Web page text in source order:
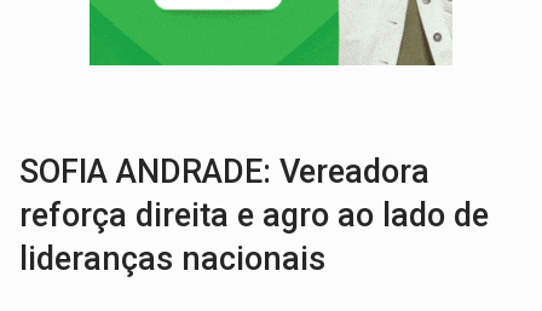
PF ESTÁ APURANDO: Flávio Bolsonaro escolhe Alfredo Gaspar como vice, alvo de
SOFIA ANDRADE: Vereadora
reforça direita e agro ao lado de
lideranças nacionais